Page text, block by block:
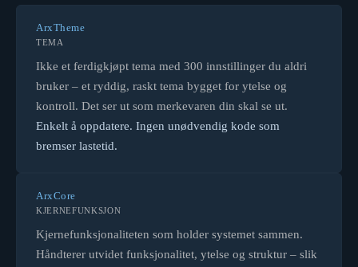
ArxTheme
TEMA
Ikke et ferdigkjøpt tema med 300 innstillinger du aldri
bruker – et ryddig, raskt tema bygget for ytelse og
kontroll. Det ser ut som merkevaren din skal se ut.
Enkelt å oppdatere. Ingen unødvendig kode som
bremser lastetid.
ArxCore
KJERNEFUNKSJON
Kjernefunksjonaliteten som holder systemet sammen.
Håndterer utvidet funksjonalitet, ytelse og struktur – slik